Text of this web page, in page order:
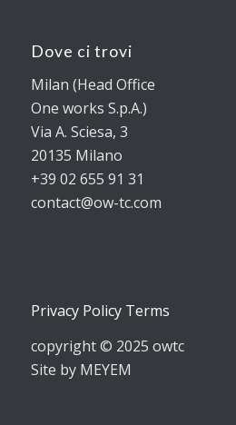
Dove ci trovi
Milan (Head Office
One works S.p.A.)
Via A. Sciesa, 3
20135 Milano
+39 02 655 91 31
contact@ow-tc.com
Privacy Policy Terms
copyright © 2025 owtc
Site by MEYEM